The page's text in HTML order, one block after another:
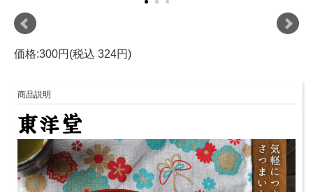
価格:300円(税込 324円)
商品説明